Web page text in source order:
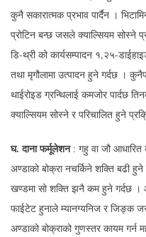
कुनै सकारात्मक प्रभाव पार्दैन ।
प्रोटिन बन्छ जसले क्याल्सियम सोस्ने
डि-थ्री को कार्यसम्पादन १,२५-
तथा मृगौलामा उत्पादन हुने गर्दछ ।
थाईरोइड ग्रन्थिलाई कमजोर पार्दछ
क्याल्सियम सोस्ने र परिचालित हुने
घ.दानाफर्मूलेशन: गहु वा जौ आधारित
अण्डाको बोक्रा नचर्किने शक्ति बढी
खण्डमा सो शक्ति झनै कम हुने गर्दछ ।
फाईटेट हुनाले म्यानग्यनिज र जिङ्क
अण्डाको बोक्राको गुणस्तर कायम गर्न